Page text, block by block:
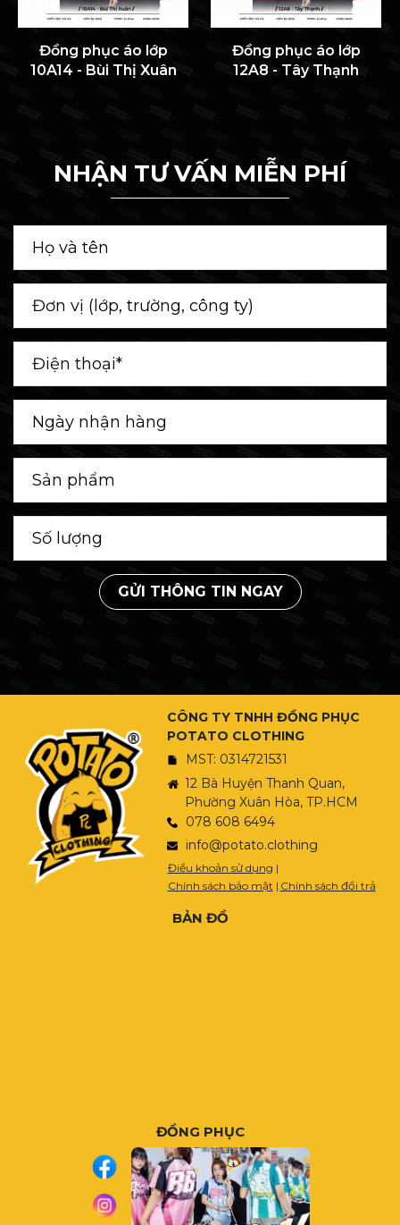
Đồng phục áo lớp
10A14 - Bùi Thị Xuân
Đồng phục áo lớp
12A8 - Tây Thạnh
NHẬN TƯ VẤN MIỄN PHÍ
GỬI THÔNG TIN NGAY
CÔNG TY TNHH ĐỒNG PHỤC
POTATO CLOTHING
MST: 0314721531
12 Bà Huyện Thanh Quan,
Phường Xuân Hòa, TP.HCM
078 608 6494
info@potato.clothing
Điều khoản sử dụng |
Chính sách bảo mật | Chính sách đổi trả
BẢN ĐỒ
ĐỒNG PHỤC